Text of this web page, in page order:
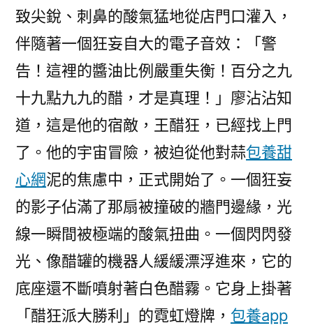
致尖銳、刺鼻的酸氣猛地從店門口灌入，
伴隨著一個狂妄自大的電子音效：「警
告！這裡的醬油比例嚴重失衡！百分之九
十九點九九的醋，才是真理！」廖沾沾知
道，這是他的宿敵，王醋狂，已經找上門
了。他的宇宙冒險，被迫從他對蒜包養甜
心網泥的焦慮中，正式開始了。一個狂妄
的影子佔滿了那扇被撞破的牆門邊緣，光
線一瞬間被極端的酸氣扭曲。一個閃閃發
光、像醋罐的機器人緩緩漂浮進來，它的
底座還不斷噴射著白色醋霧。它身上掛著
「醋狂派大勝利」的霓虹燈牌， 包養app